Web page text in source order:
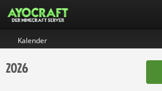
Kalender
2026